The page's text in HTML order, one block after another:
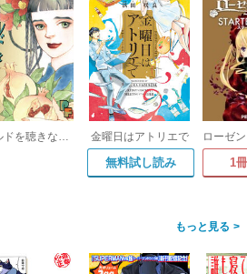
グールドを聴きながら 金曜日はアトリエで
無料試し読み 1
>